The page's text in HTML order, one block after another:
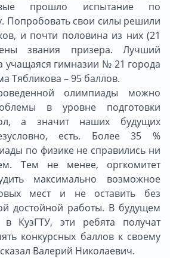
прошло испытание по
Попробовать свои силы решили
и почти половина из них (21
звания призера. Лучший
учащаяся гимназии № 21 города
Тябликова – 95 баллов.
олимпиады можно
в уровне подготовки
а значит наших будущих
есть. Более 35 %
по физике не справились ни
Тем не менее, оргкомитет
максимально возможное
мест и не оставить без
достойной работы. В будущем
в КузГТУ, эти ребята получат
конкурсных баллов к своему
Валерий Николаевич.